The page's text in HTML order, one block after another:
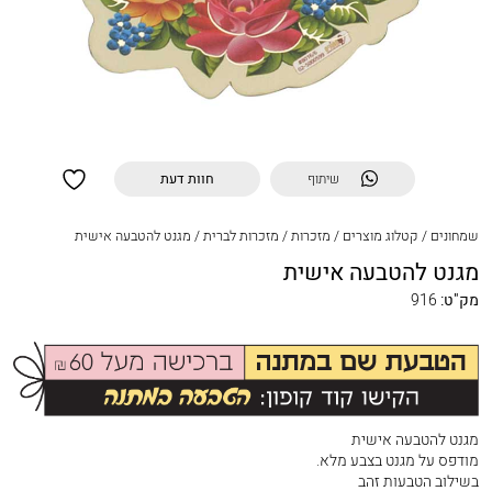
שיתוף חוות דעת
שמחונים / קטלוג מוצרים / מזכרות/ מזכרות לברית/ מגנט להטבעה אישית
מגנט להטבעה אישית
מק"ט: 916
מגנט להטבעה אישית
מודפס על מגנט בצבע מלא.
בשילוב הטבעות זהב